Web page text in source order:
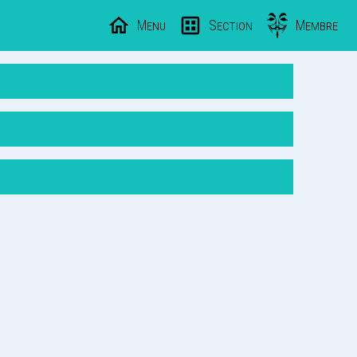
Menu Section Membre